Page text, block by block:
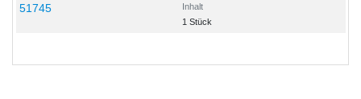
51745
Inhalt
1 Stück